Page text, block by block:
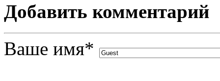
Добавить комментарий
Ваше имя*